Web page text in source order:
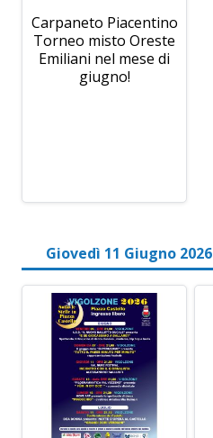
Carpaneto Piacentino
Torneo misto Oreste
Emiliani nel mese di
giugno!
Giovedì 11 Giugno 2026